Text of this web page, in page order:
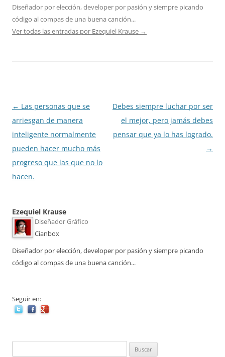
Diseñador por elección, developer por pasión y siempre picando
código al compas de una buena canción...
Ver todas las entradas por Ezequiel Krause →
Navegación
de
entradas
← Las personas que se
arriesgan de manera
inteligente normalmente
pueden hacer mucho más
progreso que las que no lo
hacen.
Debes siempre luchar por ser
el mejor, pero jamás debes
pensar que ya lo has logrado.
→
Ezequiel Krause
Diseñador Gráfico
Cianbox
Diseñador por elección, developer por pasión y siempre picando
código al compas de una buena canción...
Seguir en: